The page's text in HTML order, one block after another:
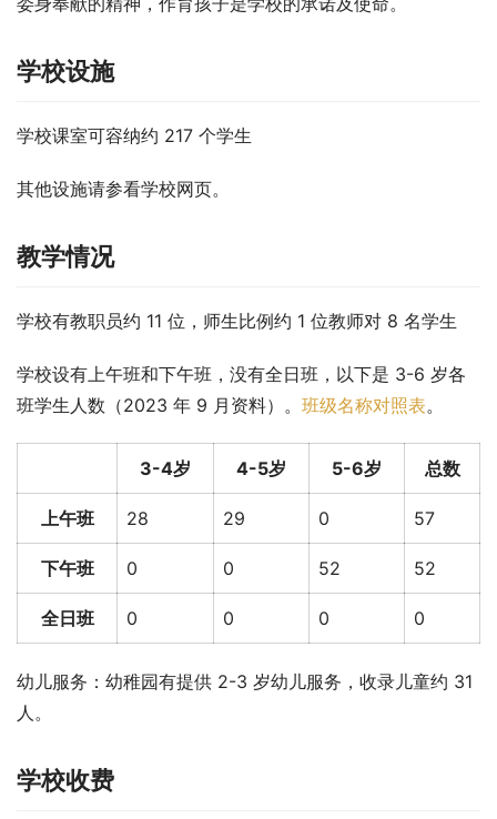
学校设施
学校课室可容纳约 217 个学生
其他设施请参看学校网页。
教学情况
学校有教职员约 11 位，师生比例约 1 位教师对 8 名学生
学校设有上午班和下午班，没有全日班，以下是 3-6 岁各
班学生人数（2023 年 9 月资料）。 班级名称对照表。
3-4岁 4-5岁 5-6岁 总数
上午班 28 29 0 57
下午班 0 0 52 52
全日班 0 0 0 0
幼儿服务：幼稚园有提供 2-3 岁幼儿服务，收录儿童约 31
人。
学校收费